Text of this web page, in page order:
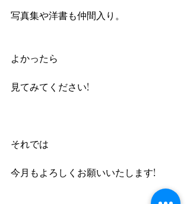
写真集や洋書も仲間入り。
よかったら
見てみてください!
それでは
今月もよろしくお願いいたします!